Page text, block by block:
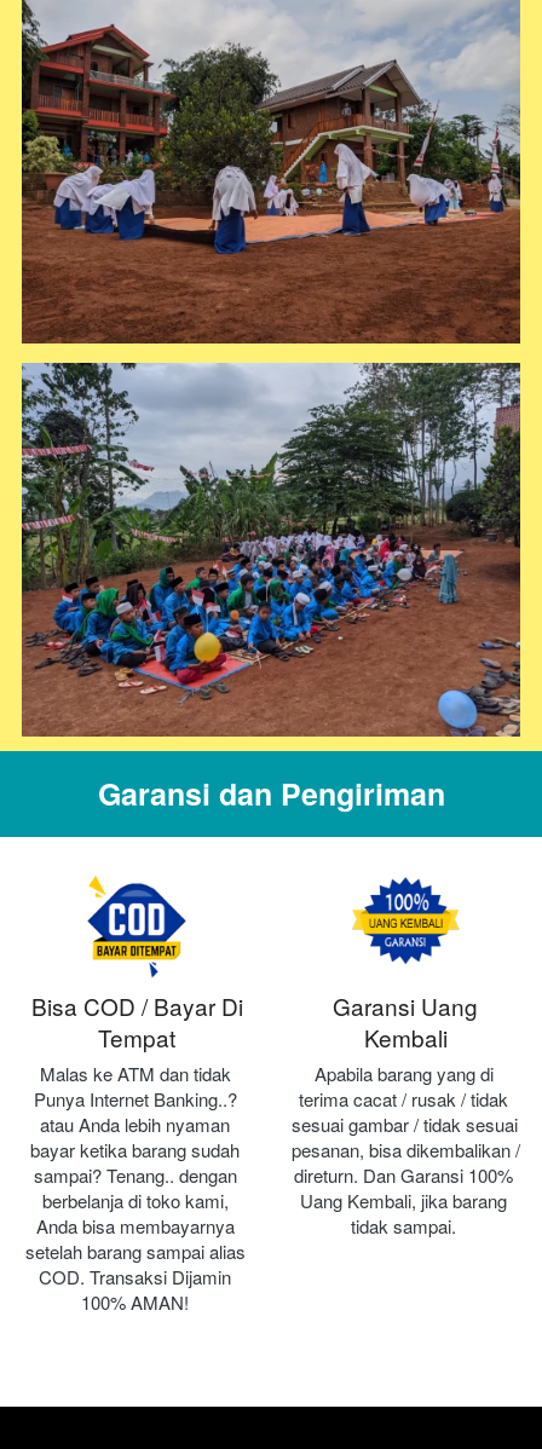
Garansi dan Pengiriman
Bisa COD / Bayar Di
Tempat
Malas ke ATM dan tidak
Punya Internet Banking..?
atau Anda lebih nyaman
bayar ketika barang sudah
sampai? Tenang.. dengan
berbelanja di toko kami,
Anda bisa membayarnya
setelah barang sampai alias
COD. Transaksi Dijamin
100% AMAN!
Garansi Uang
Kembali
Apabila barang yang di
terima cacat / rusak / tidak
sesuai gambar / tidak sesuai
pesanan, bisa dikembalikan /
direturn. Dan Garansi 100%
Uang Kembali, jika barang
tidak sampai.